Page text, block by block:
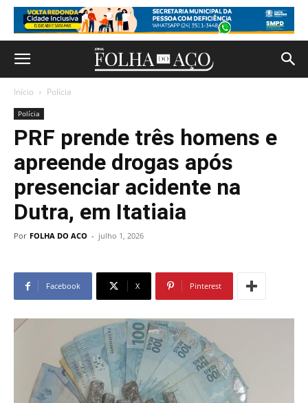
Início Polícia
Polícia
PRF prende três homens e
apreende drogas após
presenciar acidente na
Dutra, em Itatiaia
Por FOLHA DO ACO - julho 1, 2026
Facebook X Pinterest